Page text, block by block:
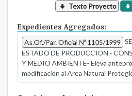
Texto Proyecto
Expedientes Agregados:
As.Of./Par. Oficial Nº 1105/1999
ESTADO DE PRODUCCION -
Y MEDIO AMBIENTE- Eleva
modificacion al Area Natural